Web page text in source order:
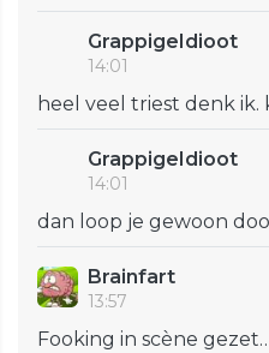
GrappigeIdioot
14:01
heel veel triest denk ik.
GrappigeIdioot
14:01
dan loop je gewoon
Brainfart
13:57
Fooking in scène